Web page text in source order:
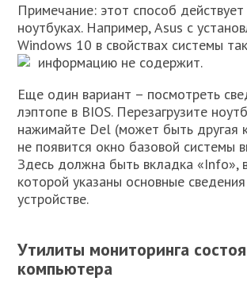
Примечание: этот способ
ноутбуках. Например, Asus с
Windows 10 в свойствах системы
информацию не содержит.
Еще один вариант – посмотреть
лэптопе в BIOS. Перезагрузите
нажимайте Del (может быть другая
не появится окно базовой системы
Здесь должна быть вкладка «Info»,
которой указаны основные
устройстве.
Утилиты мониторинга
компьютера